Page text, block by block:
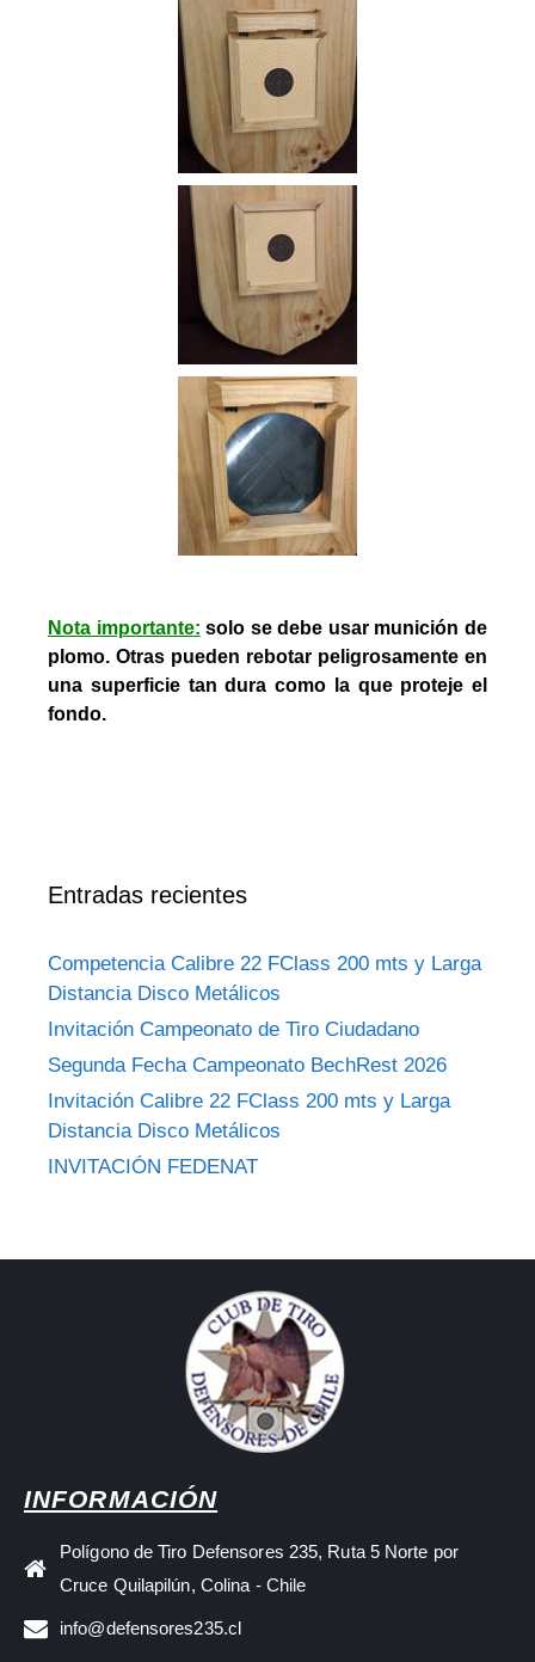
Nota importante: solo se debe usar munición de
plomo. Otras pueden rebotar peligrosamente en
una superficie tan dura como la que proteje el
fondo.
Entradas recientes
Competencia Calibre 22 FClass 200 mts y Larga
Distancia Disco Metálicos
Invitación Campeonato de Tiro Ciudadano
Segunda Fecha Campeonato BechRest 2026
Invitación Calibre 22 FClass 200 mts y Larga
Distancia Disco Metálicos
INVITACIÓN FEDENAT
INFORMACIÓN
Polígono de Tiro Defensores 235, Ruta 5 Norte por
Cruce Quilapilún, Colina - Chile
info@defensores235.cl